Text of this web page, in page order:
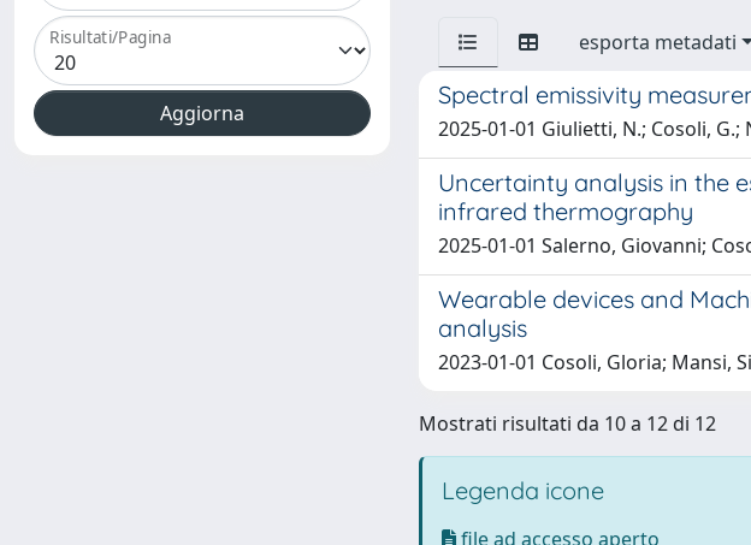
Risultati/Pagina esporta metadati
Spectral emissivity
2025-01-01 Giulietti, N.; Cosoli,
Uncertainty analysis in the
infrared thermography
2025-01-01 Salerno, Giovanni;
Wearable devices and
analysis
2023-01-01 Cosoli, Gloria; Mansi,
Mostrati risultati da 10 a 12 di 12
Legenda icone
file ad accesso aperto